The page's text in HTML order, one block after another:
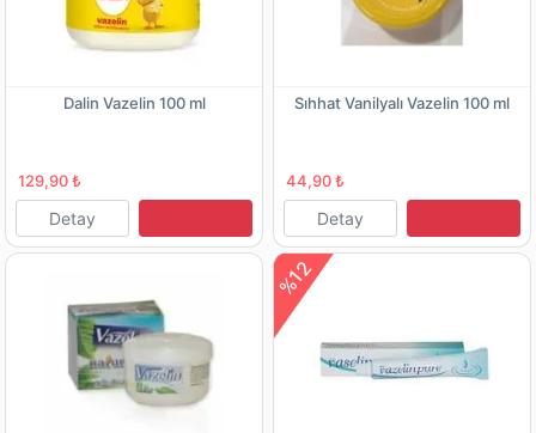
Dalin Vazelin 100 ml
129,90 ₺
Detay
Sıhhat Vanilyalı Vazelin 100 ml
44,90 ₺
Detay
%12